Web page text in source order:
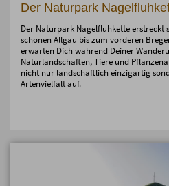
Der Naturpark
Der Naturpark Nagelfluhkette erstreckt
schönen Allgäu bis zum vorderen
erwarten Dich während Deiner
Naturlandschaften, Tiere und
nicht nur landschaftlich einzigartig
Artenvielfalt auf.